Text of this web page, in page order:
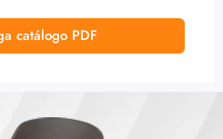
catálogo PDF